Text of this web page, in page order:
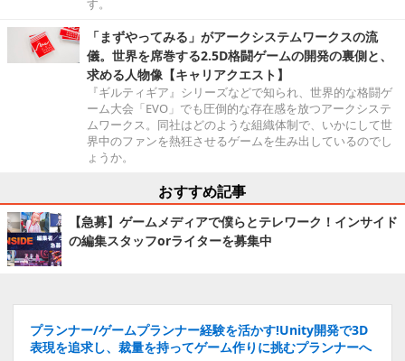
す。
「まずやってみる」がアークシステムワークスの流
儀。世界を席巻する2.5D格闘ゲームの開発の裏側と、
求める人物像【キャリアクエスト】
『ギルティギア』シリーズなどで知られ、世界的な格闘ゲ
ーム大会「EVO」でも圧倒的な存在感を放つアークシステ
ムワークス。同社はどのような組織体制で、いかにして世
界中のファンを熱狂させるゲームを生み出しているのでし
ょうか。
おすすめ記事
【急募】ゲームメディアで僕らとテレワーク！インサイド
の編集スタッフorライターを募集中
プランナー/ゲームプランナー経験を活かす!Unity開発で3D
表現を追求し、裁量を持ってゲーム作りに挑むプランナーへ